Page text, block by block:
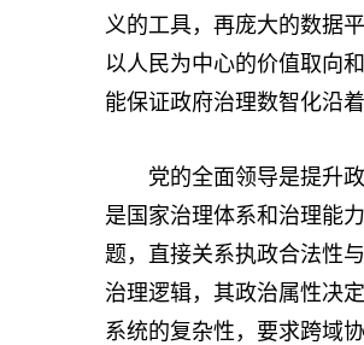
义的工具，再庞大的数据
以人民为中心的价值取向
能保证政府治理数智化沿
党的全面领导是提升政
是国家治理体系和治理能
题，直接关系执政合法性
治理逻辑，其政治属性决
系统的复杂性，要求跨域